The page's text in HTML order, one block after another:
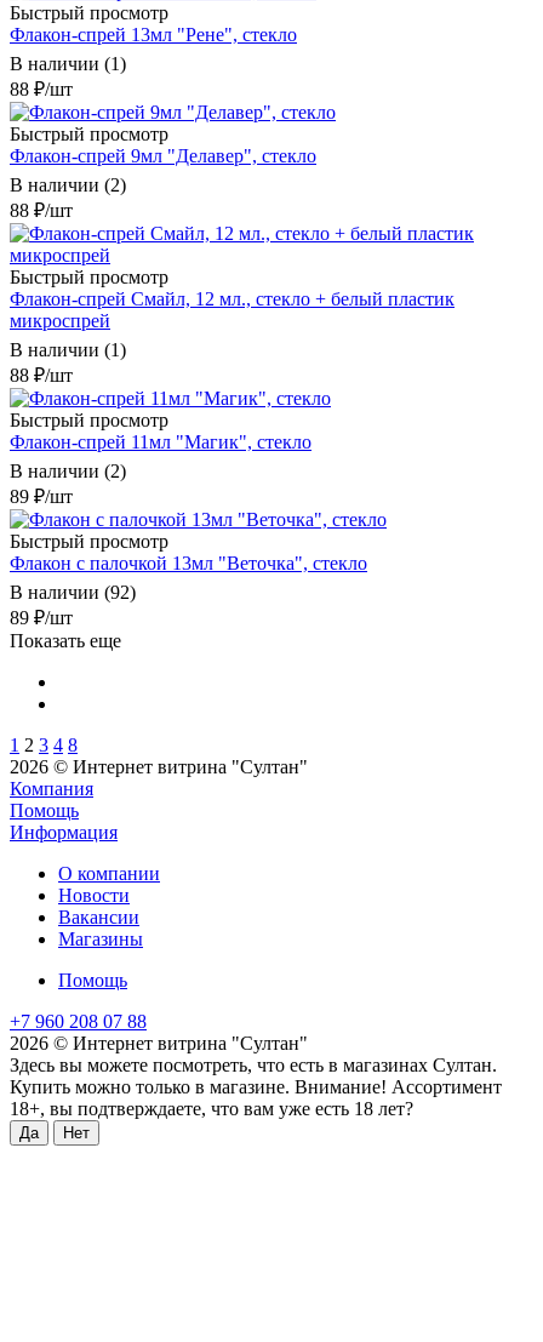
Быстрый просмотр
Флакон-спрей 13мл "Рене", стекло
В наличии (1)
88 ₽/шт
Быстрый просмотр
Флакон-спрей 9мл "Делавер", стекло
В наличии (2)
88 ₽/шт
Быстрый просмотр
Флакон-спрей Смайл, 12 мл., стекло + белый пластик
микроспрей
В наличии (1)
88 ₽/шт
Быстрый просмотр
Флакон-спрей 11мл "Магик", стекло
В наличии (2)
89 ₽/шт
Быстрый просмотр
Флакон с палочкой 13мл "Веточка", стекло
В наличии (92)
89 ₽/шт
Показать еще
1 2 3 4 8
2026 © Интернет витрина "Султан"
Компания
Помощь
Информация
О компании
Новости
Вакансии
Магазины
Помощь
+7 960 208 07 88
2026 © Интернет витрина "Султан"
Здесь вы можете посмотреть, что есть в магазинах Султан.
Купить можно только в магазине. Внимание! Ассортимент
18+, вы подтверждаете, что вам уже есть 18 лет?